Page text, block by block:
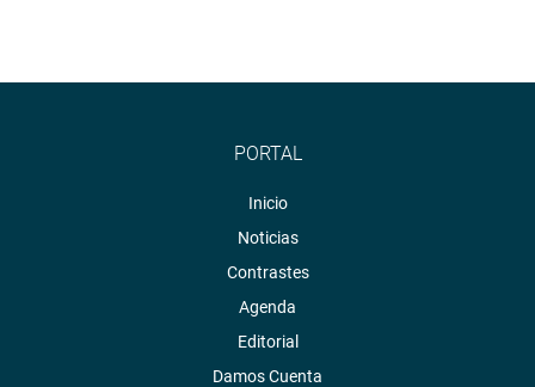
PORTAL
Inicio
Noticias
Contrastes
Agenda
Editorial
Damos Cuenta